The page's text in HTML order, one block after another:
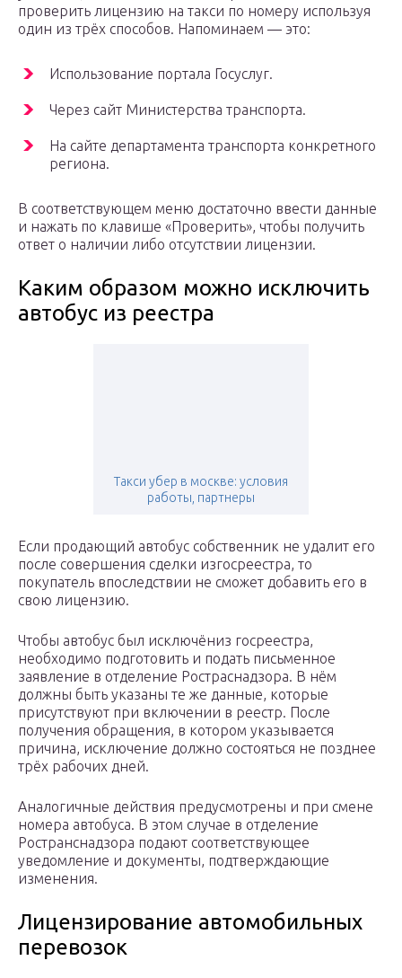
проверить лицензию на такси по номеру используя
один из трёх способов. Напоминаем — это:
Использование портала Госуслуг.
Через сайт Министерства транспорта.
На сайте департамента транспорта конкретного
региона.
В соответствующем меню достаточно ввести данные
и нажать по клавише «Проверить», чтобы получить
ответ о наличии либо отсутствии лицензии.
Каким образом можно исключить
автобус из реестра
Такси убер в москве: условия
работы, партнеры
Если продающий автобус собственник не удалит его
после совершения сделки изгосреестра, то
покупатель впоследствии не сможет добавить его в
свою лицензию.
Чтобы автобус был исключёниз госреестра,
необходимо подготовить и подать письменное
заявление в отделение Ростраснадзора. В нём
должны быть указаны те же данные, которые
присутствуют при включении в реестр. После
получения обращения, в котором указывается
причина, исключение должно состояться не позднее
трёх рабочих дней.
Аналогичные действия предусмотрены и при смене
номера автобуса. В этом случае в отделение
Ространснадзора подают соответствующее
уведомление и документы, подтверждающие
изменения.
Лицензирование автомобильных
перевозок